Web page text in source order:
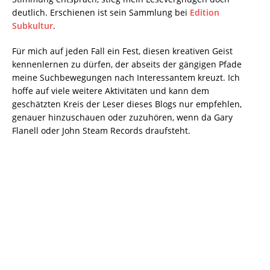
deutlich. Erschienen ist sein Sammlung bei Edition
Subkultur.
Für mich auf jeden Fall ein Fest, diesen kreativen Geist
kennenlernen zu dürfen, der abseits der gängigen Pfade
meine Suchbewegungen nach Interessantem kreuzt. Ich
hoffe auf viele weitere Aktivitäten und kann dem
geschätzten Kreis der Leser dieses Blogs nur empfehlen,
genauer hinzuschauen oder zuzuhören, wenn da Gary
Flanell oder John Steam Records draufsteht.